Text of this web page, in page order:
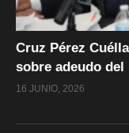
Cruz Pérez
sobre adeudo del
16 JUNIO, 2026